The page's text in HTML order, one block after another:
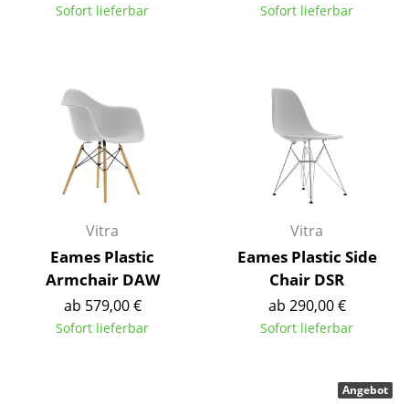
Spiegel
Vasen
Tabletts
Büroutensilien
Aufbewahrungsboxen
Decken
Kissen
Teppiche
Sofort lieferbar Sofort lieferbar
Vitra
Eames Plastic
Armchair DAW
ab 579,00 €
Sofort lieferbar
Vitra
Eames Plastic Side
Chair DSR
ab 290,00 €
Sofort lieferbar
Angebot